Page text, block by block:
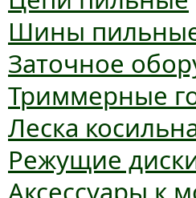
Шины
Заточное
Триммерные
Леска
Режущие